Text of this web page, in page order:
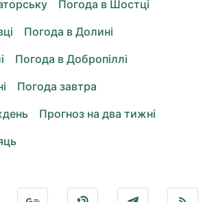
Погода в Шостці
Погода в Долині
Погода в Добропіллі
Погода завтра
Прогноз на два тижні